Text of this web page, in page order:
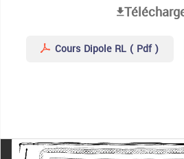
Cours Dipole RL ( Pdf )